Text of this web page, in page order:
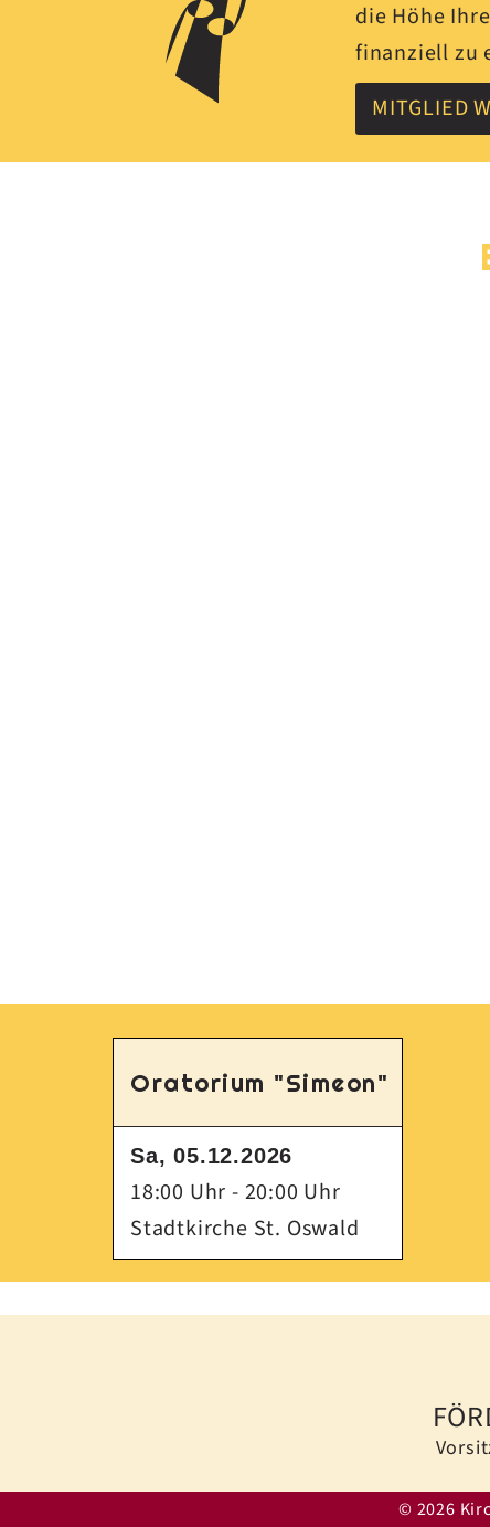
die Höhe
finanziell zu
MITGLIED
Sa, 05.12.2026
18:00 Uhr - 20:00 Uhr
Oratorium "Simeon"
Stadtkirche St. Oswald
© 2026